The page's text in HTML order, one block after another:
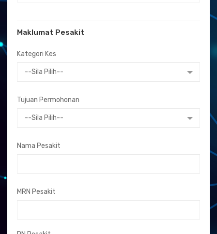
Maklumat Pesakit
Kategori Kes
--Sila Pilih--
Tujuan Permohonan
--Sila Pilih--
Nama Pesakit
MRN Pesakit